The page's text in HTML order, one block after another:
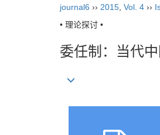
journal6 ›› 2015 Vol. 4 ››
• 理论探讨 •
委任制：当代